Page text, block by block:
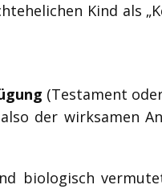
Kind als
(Testament
der wirksamen
biologisch